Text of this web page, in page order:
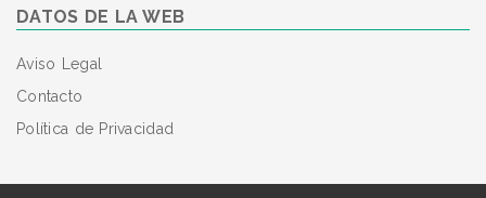
DATOS DE LA WEB
Aviso Legal
Contacto
Política de Privacidad